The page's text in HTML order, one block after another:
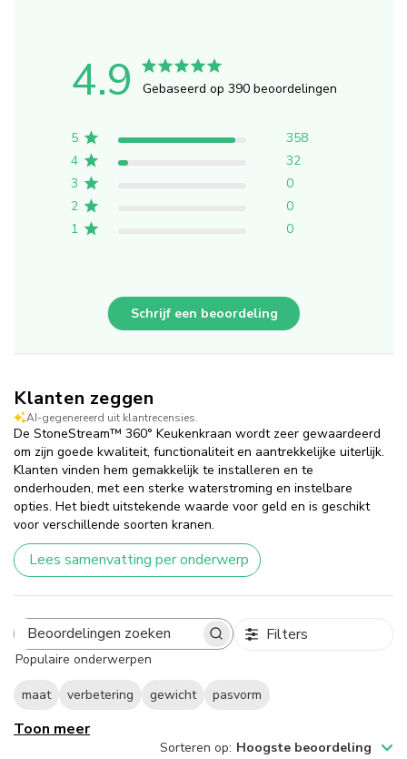
4.9 Gebaseerd op 390 beoordelingen
5
358
4
32
3
0
2
0
1
0
Schrijf een beoordeling
Klanten zeggen
AI-gegenereerd uit klantrecensies.
De StoneStream™ 360° Keukenkraan wordt zeer gewaardeerd
om zijn goede kwaliteit, functionaliteit en aantrekkelijke uiterlijk.
Klanten vinden hem gemakkelijk te installeren en te
onderhouden, met een sterke waterstroming en instelbare
opties. Het biedt uitstekende waarde voor geld en is geschikt
voor verschillende soorten kranen.
Lees samenvatting per onderwerp
Beoordelingen
zoeken
Filters
Populaire onderwerpen
maat verbetering gewicht pasvorm
Toon meer
Sorteren op: Hoogste beoordeling